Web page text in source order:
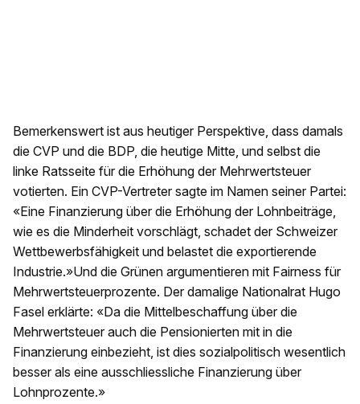
Bemerkenswert ist aus heutiger Perspektive, dass damals
die CVP und die BDP, die heutige Mitte, und selbst die
linke Ratsseite für die Erhöhung der Mehrwertsteuer
votierten. Ein CVP-Vertreter sagte im Namen seiner Partei:
«Eine Finanzierung über die Erhöhung der Lohnbeiträge,
wie es die Minderheit vorschlägt, schadet der Schweizer
Wettbewerbsfähigkeit und belastet die exportierende
Industrie.»Und die Grünen argumentieren mit Fairness für
Mehrwertsteuerprozente. Der damalige Nationalrat Hugo
Fasel erklärte: «Da die Mittelbeschaffung über die
Mehrwertsteuer auch die Pensionierten mit in die
Finanzierung einbezieht, ist dies sozialpolitisch wesentlich
besser als eine ausschliessliche Finanzierung über
Lohnprozente.»